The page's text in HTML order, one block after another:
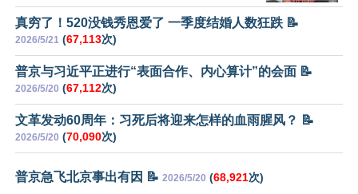
真穷了！520没钱秀恩爱了 一季度结婚人数狂跌 📝
2026/5/21 (67,113次)
普京与习近平正进行“表面合作、内心算计”的会面 📝
2026/5/20 (67,112次)
文革发动60周年：习死后将迎来怎样的血雨腥风？ 📝
2026/5/20 (70,090次)
普京急飞北京事出有因 📝 2026/5/20 (68,921次)